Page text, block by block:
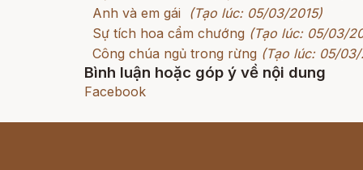
Anh và em gái
(Tạo lúc: 05/03/2015)
Sự tích hoa cẩm chướng (Tạo lúc: 05/03/
Công chúa ngủ trong rừng (Tạo lúc: 05/03/
Bình luận hoặc góp ý về nội dung
Facebook